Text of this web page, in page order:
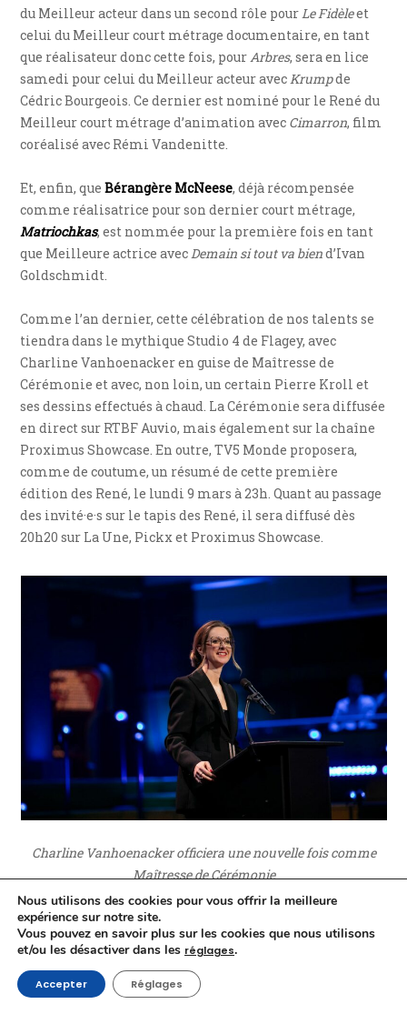
du Meilleur acteur dans un second rôle pourLe Fidèleet
celui du Meilleur court métrage documentaire, en tant
que réalisateur donc cette fois, pourArbres, sera en lice
samedi pour celui du Meilleur acteur avecKrumpde
Cédric Bourgeois. Ce dernier est nominé pour le René du
Meilleur court métrage d’animation avec Cimarron, film
coréalisé avec Rémi Vandenitte.
Et, enfin, queBérangère McNeese, déjà récompensée
comme réalisatrice pour son dernier court métrage,
Matriochkas, est nommée pour la première fois en tant
que Meilleure actrice avecDemain si tout va biend’Ivan
Goldschmidt.
Comme l’an dernier, cette célébration de nos talents se
tiendra dans le mythique Studio 4 de Flagey, avec
Charline Vanhoenacker en guise de Maîtresse de
Cérémonie et avec, non loin, un certain Pierre Kroll et
ses dessins effectués à chaud. La Cérémonie sera diffusée
en direct sur RTBF Auvio, mais également sur la chaîne
Proximus Showcase. En outre, TV5 Monde proposera,
comme de coutume, un résumé de cette première
édition des René, le lundi 9 mars à 23h. Quant au passage
des invité·e·s sur le tapis des René, il sera diffusé dès
20h20 sur La Une, Pickx et Proximus Showcase.
Charline Vanhoenacker officiera une nouvelle fois comme
Maîtresse de Cérémonie
Crédit photo : Académie André Delvaux – Laure Geerts
La semaine du cinéma belge démarre !
De ce lundi 2 au dimanche 8 mars, la RTBF donnera une
place de choix au cinéma belge francophone avec toute
Nous utilisons des cookies pour vous offrir la meilleure
expérience sur notre site.
Vous pouvez en savoir plus sur les cookies que nous utilisons
et/ou les désactiver dans les réglages.
Accepter Réglages